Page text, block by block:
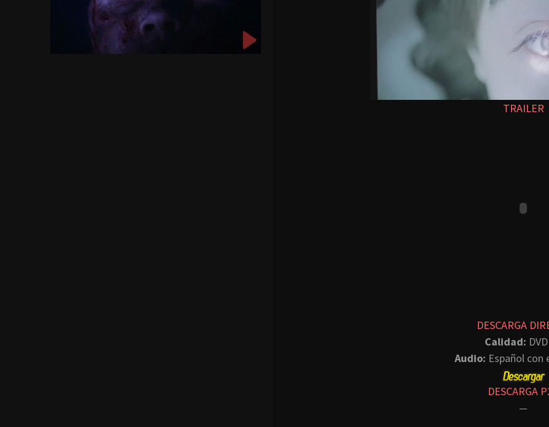
TRAILER
DESCARGA
Calidad:
Audio: Español con
DESCARGA
—